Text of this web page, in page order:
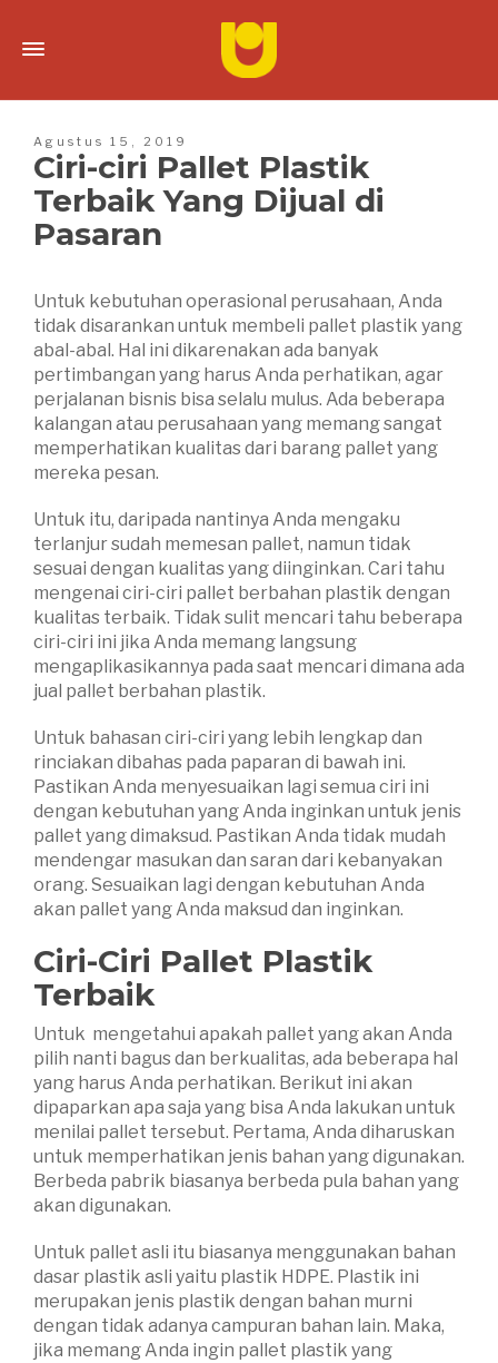
Agustus 15, 2019
Ciri-ciri Pallet Plastik
Terbaik Yang Dijual di
Pasaran
Untuk kebutuhan operasional perusahaan, Anda
tidak disarankan untuk membeli pallet plastik yang
abal-abal. Hal ini dikarenakan ada banyak
pertimbangan yang harus Anda perhatikan, agar
perjalanan bisnis bisa selalu mulus. Ada beberapa
kalangan atau perusahaan yang memang sangat
memperhatikan kualitas dari barang pallet yang
mereka pesan.
Untuk itu, daripada nantinya Anda mengaku
terlanjur sudah memesan pallet, namun tidak
sesuai dengan kualitas yang diinginkan. Cari tahu
mengenai ciri-ciri pallet berbahan plastik dengan
kualitas terbaik. Tidak sulit mencari tahu beberapa
ciri-ciri ini jika Anda memang langsung
mengaplikasikannya pada saat mencari dimana ada
jual pallet berbahan plastik.
Untuk bahasan ciri-ciri yang lebih lengkap dan
rinciakan dibahas pada paparan di bawah ini.
Pastikan Anda menyesuaikan lagi semua ciri ini
dengan kebutuhan yang Anda inginkan untuk jenis
pallet yang dimaksud. Pastikan Anda tidak mudah
mendengar masukan dan saran dari kebanyakan
orang. Sesuaikan lagi dengan kebutuhan Anda
akan pallet yang Anda maksud dan inginkan.
Ciri-Ciri Pallet Plastik
Terbaik
Untuk mengetahui apakah pallet yang akan Anda
pilih nanti bagus dan berkualitas, ada beberapa hal
yang harus Anda perhatikan. Berikut ini akan
dipaparkan apa saja yang bisa Anda lakukan untuk
menilai pallet tersebut. Pertama, Anda diharuskan
untuk memperhatikan jenis bahan yang digunakan.
Berbeda pabrik biasanya berbeda pula bahan yang
akan digunakan.
Untuk pallet asli itu biasanya menggunakan bahan
dasar plastik asli yaitu plastik HDPE. Plastik ini
merupakan jenis plastik dengan bahan murni
dengan tidak adanya campuran bahan lain. Maka,
jika memang Anda ingin pallet plastik yang